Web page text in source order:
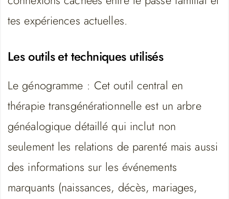
tes expériences actuelles.
Les outils et techniques utilisés
Le génogramme : Cet outil central en
thérapie transgénérationnelle est un arbre
généalogique détaillé qui inclut non
seulement les relations de parenté mais aussi
des informations sur les événements
marquants (naissances, décès, mariages,